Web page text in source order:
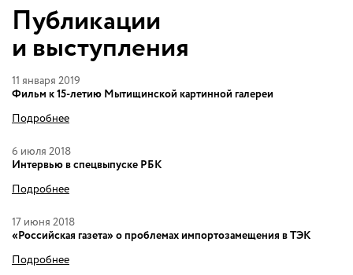
Публикации
и выступления
11 января 2019
Фильм к 15-летию Мытищинской картинной галереи
Подробнее
6 июля 2018
Интервью в спецвыпуске РБК
Подробнее
17 июня 2018
«Российская газета» о проблемах импортозамещения в ТЭК
Подробнее